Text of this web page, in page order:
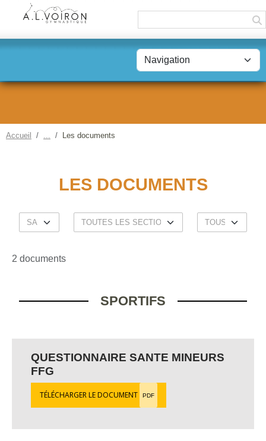
Accueil Les documents
LES DOCUMENTS
2 documents
SPORTIFS
QUESTIONNAIRE SANTE MINEURS
FFG
TÉLÉCHARGER LE DOCUMENT PDF
Panneau de gestion des cookies